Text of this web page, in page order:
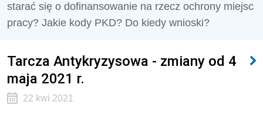
starać się o dofinansowanie na rzecz ochrony miejsc
pracy? Jakie kody PKD? Do kiedy wnioski?
Tarcza Antykryzysowa - zmiany od 4
maja 2021 r.
22 kwi 2021